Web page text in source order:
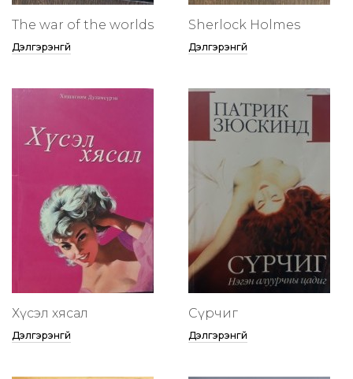
The war of the worlds
Дэлгэрэнгүй
Sherlock Holmes
Дэлгэрэнгүй
Хүсэл хясал
Дэлгэрэнгүй
Сүрчиг
Дэлгэрэнгүй